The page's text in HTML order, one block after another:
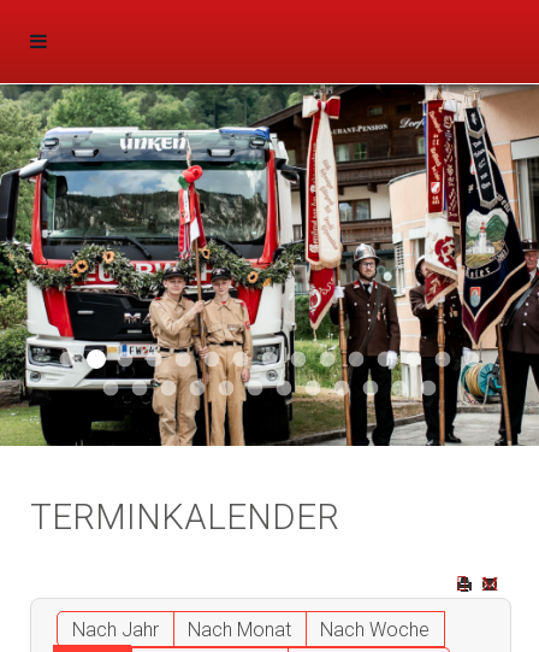
Aktuell 046
Aktuell 047
Start 011
Aktuell 044
Aktuell 043
Aktuell 041
Aktuell 042
Aktuell 035
Aktuell 031
Aktuell 032
Aktuell 033
Aktuell 029
Aktuell 027
Aktuell 026
Start
Aktuell 024
Aktuell 019
Auto 010Start 010Start 002
Auto 002
Auto 009Auto 006Start 008Start 005Start 003
Start 006
TERMINKALENDER
Nach Jahr Nach Monat
Nach Woche